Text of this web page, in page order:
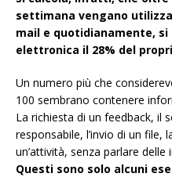
settimana vengano
mail e quotidianamente,
elettronica il 28% del
Un numero più che
100 sembrano contenere
La richiesta di un feedback, il
responsabile, l’invio di un file,
un’attività, senza parlare
Questi sono solo alcuni